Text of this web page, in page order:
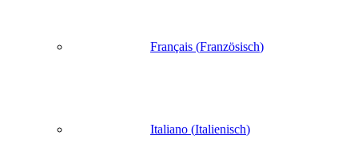
Français (Französisch)
Italiano (Italienisch)